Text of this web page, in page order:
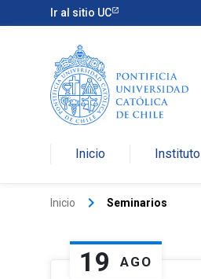
Ir al sitio UC
Inicio Instituto
Inicio keyboard_arrow_right Seminarios
19 AGO